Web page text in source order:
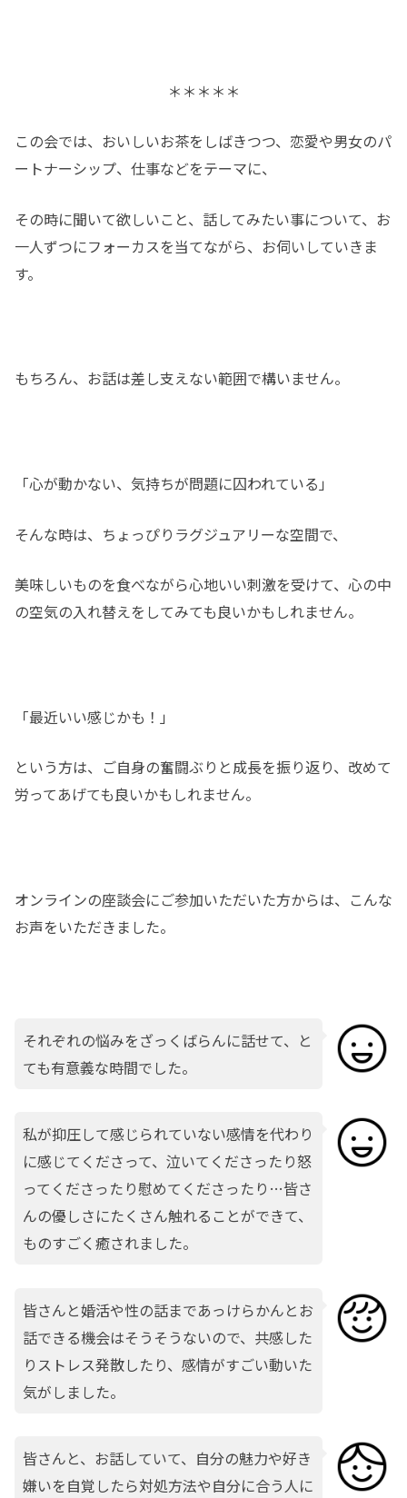
＊＊＊＊＊
この会では、おいしいお茶をしばきつつ、恋愛や男女のパ
ートナーシップ、仕事などをテーマに、
その時に聞いて欲しいこと、話してみたい事について、お
一人ずつにフォーカスを当てながら、お伺いしていきま
す。
もちろん、お話は差し支えない範囲で構いません。
「心が動かない、気持ちが問題に囚われている」
そんな時は、ちょっぴりラグジュアリーな空間で、
美味しいものを食べながら心地いい刺激を受けて、心の中
の空気の入れ替えをしてみても良いかもしれません。
「最近いい感じかも！」
という方は、ご自身の奮闘ぶりと成長を振り返り、改めて
労ってあげても良いかもしれません。
オンラインの座談会にご参加いただいた方からは、こんな
お声をいただきました。
それぞれの悩みをざっくばらんに話せて、と
ても有意義な時間でした。
私が抑圧して感じられていない感情を代わり
に感じてくださって、泣いてくださったり怒
ってくださったり慰めてくださったり…皆さ
んの優しさにたくさん触れることができて、
ものすごく癒されました。
皆さんと婚活や性の話まであっけらかんとお
話できる機会はそうそうないので、共感した
りストレス発散したり、感情がすごい動いた
気がしました。
皆さんと、お話していて、自分の魅力や好き
嫌いを自覚したら対処方法や自分に合う人に